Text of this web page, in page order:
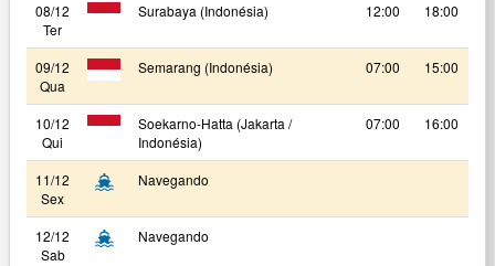
08/12
Ter
Surabaya (Indonésia) 12:00 18:00
09/12
Qua
Semarang (Indonésia) 07:00 15:00
10/12
Qui
Soekarno-Hatta (Jakarta /
Indonésia)
07:00 16:00
11/12
Sex
Navegando
12/12
Sab
Navegando